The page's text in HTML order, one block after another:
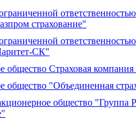
страхование"
СК"
общество Страховая
общество "Объединенная
общество "Группа